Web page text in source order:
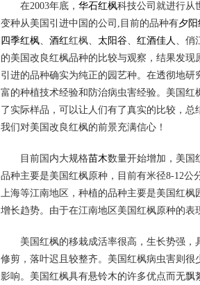
在2003年底， 华石红枫科技公司就进行从
变种从美国引进中国的公司,目前的品种有夕阳
四季红枫、 酒红红枫、 太阳谷、 红酒佳人 、俏
的美国改良红枫品种的比较与观察，结果发现
引进的品种确实为纯正的园艺种。在透彻地
富的种植技术经验和防治病虫害经验。美国
了实际样品，可以让人们有了真实的比较，
我们对美国改良红枫的前景充满信心！
目前国内大规格苗木数量开始增加，美国
品种主要是美国红枫原种，目前有米径8-12公
上海等江南地区，种植的品种主要是美国红
增长趋势。由于在江南地区美国红枫原种的表
美国红枫的移栽成活率很高，生长势强
修剪，落叶迟且较整齐。美国红枫病虫害则
影响。美国红枫具有悬铃木的许多优点而无